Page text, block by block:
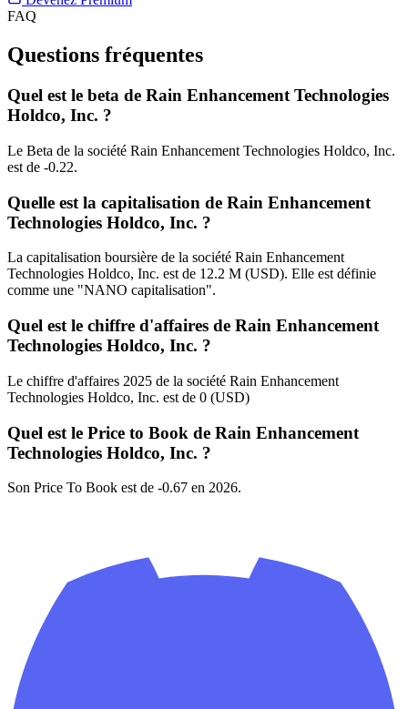
FAQ
Questions fréquentes
Quel est le beta de Rain Enhancement Technologies
Holdco, Inc. ?
Le Beta de la société Rain Enhancement Technologies Holdco, Inc.
est de -0.22.
Quelle est la capitalisation de Rain Enhancement
Technologies Holdco, Inc. ?
La capitalisation boursière de la société Rain Enhancement
Technologies Holdco, Inc. est de 12.2 M (USD). Elle est définie
comme une "NANO capitalisation".
Quel est le chiffre d'affaires de Rain Enhancement
Technologies Holdco, Inc. ?
Le chiffre d'affaires 2025 de la société Rain Enhancement
Technologies Holdco, Inc. est de 0 (USD)
Quel est le Price to Book de Rain Enhancement
Technologies Holdco, Inc. ?
Son Price To Book est de -0.67 en 2026.